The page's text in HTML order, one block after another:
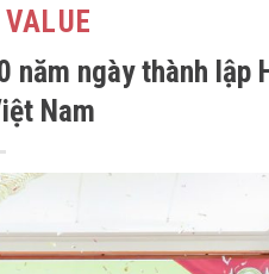
năm ngày thành lập
Nam